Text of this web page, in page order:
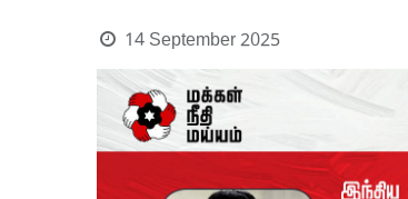
14 September 2025